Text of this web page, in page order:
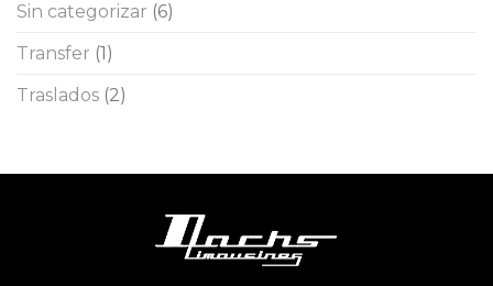
Sin categorizar (6)
Transfer (1)
Traslados (2)